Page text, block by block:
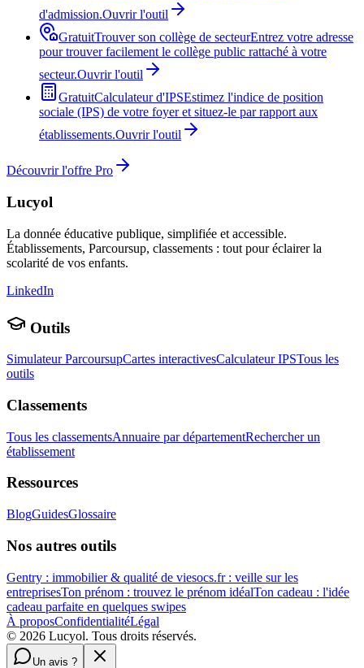
d'admission.Ouvrir l'outil
GratuitTrouver son collège de secteurEntrez votre adresse
pour trouver facilement le collège public rattaché à votre
secteur.Ouvrir l'outil
GratuitCalculateur d'IPSEstimez l'indice de position
sociale (IPS) de votre foyer et situez-le par rapport aux
établissements.Ouvrir l'outil
Découvrir l'offre Pro
Lucyol
La donnée éducative publique, simplifiée et accessible.
Établissements, Parcoursup, classements : tout pour éclairer la
scolarité de vos enfants.
LinkedIn
Outils
Simulateur ParcoursupCartes interactivesCalculateur IPSTous les
outils
Classements
Tous les classementsAnnuaire par départementRechercher un
établissement
Ressources
BlogGuidesGlossaire
Nos autres outils
Gentry : immobilier & qualité de viesocs.fr : veille sur les
entreprisesTon prénom : trouvez le prénom idéalTon cadeau : l'idée
cadeau parfaite en quelques swipes
À proposConfidentialitéLégal
© 2026 Lucyol. Tous droits réservés.
Un avis ?